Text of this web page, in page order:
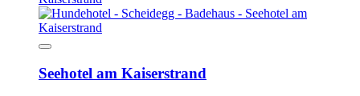
Seehotel am Kaiserstrand